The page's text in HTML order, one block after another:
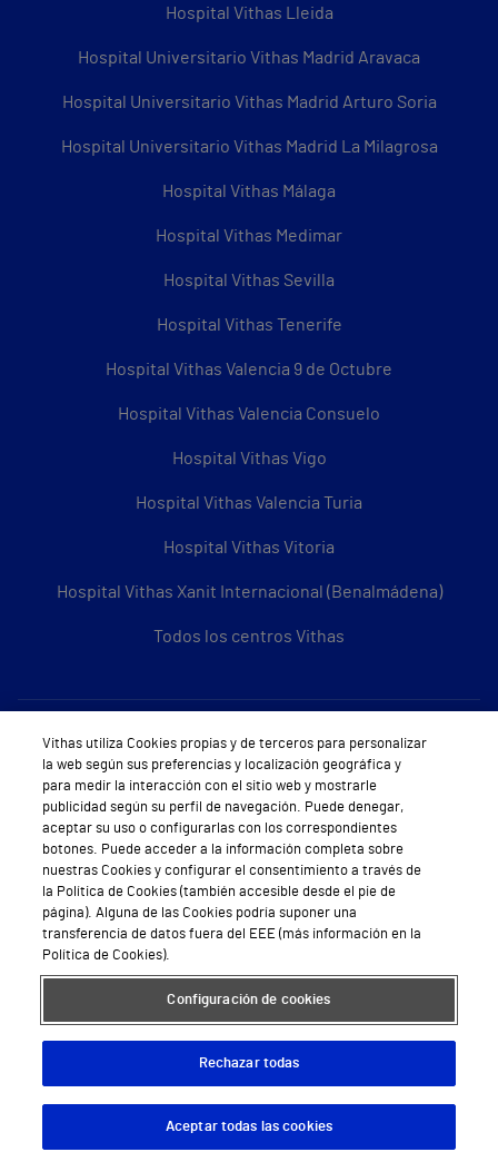
Hospital Vithas Lleida
Hospital Universitario Vithas Madrid Aravaca
Hospital Universitario Vithas Madrid Arturo Soria
Hospital Universitario Vithas Madrid La Milagrosa
Hospital Vithas Málaga
Hospital Vithas Medimar
Hospital Vithas Sevilla
Hospital Vithas Tenerife
Hospital Vithas Valencia 9 de Octubre
Hospital Vithas Valencia Consuelo
Hospital Vithas Vigo
Hospital Vithas Valencia Turia
Hospital Vithas Vitoria
Hospital Vithas Xanit Internacional (Benalmádena)
Todos los centros Vithas
Sobre Vithas
Quiénes somos
Trabajar en Vithas
Teléfono Cita Médica
Teléfono Atención al Cliente
Política de seguridad y salud en el trabajo
Conoce a Supervita
Aviso Legal Política de cookies Política de privacidad Mapa web Protección de datos
Descargar App
Vithas utiliza Cookies propias y de terceros para personalizar
la web según sus preferencias y localización geográfica y
para medir la interacción con el sitio web y mostrarle
publicidad según su perfil de navegación. Puede denegar,
aceptar su uso o configurarlas con los correspondientes
botones. Puede acceder a la información completa sobre
nuestras Cookies y configurar el consentimiento a través de
la Política de Cookies (también accesible desde el pie de
página). Alguna de las Cookies podría suponer una
transferencia de datos fuera del EEE (más información en la
Política de Cookies).
Configuración de cookies
Rechazar todas
Aceptar todas las cookies